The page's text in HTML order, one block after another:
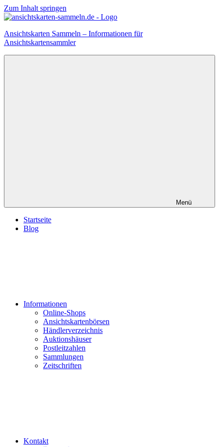
Zum Inhalt springen
Ansichtskarten Sammeln – Informationen für
Ansichtskartensammler
Menü
Startseite
Blog
Informationen
Online-Shops
Ansichtskartenbörsen
Händlerverzeichnis
Auktionshäuser
Postleitzahlen
Sammlungen
Zeitschriften
Kontakt